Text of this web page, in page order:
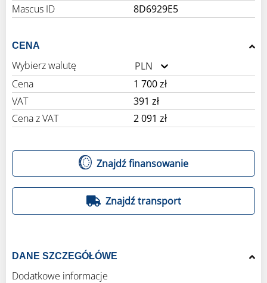
Mascus ID
8D6929E5
CENA
Wybierz walutę
PLN
Cena
1 700 zł
VAT
391 zł
Cena z VAT
2 091 zł
Znajdź finansowanie
Znajdź transport
DANE SZCZEGÓŁÓWE
Dodatkowe informacje